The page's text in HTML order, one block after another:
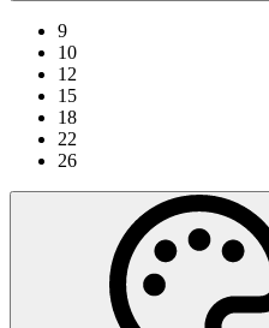
9
10
12
15
18
22
26